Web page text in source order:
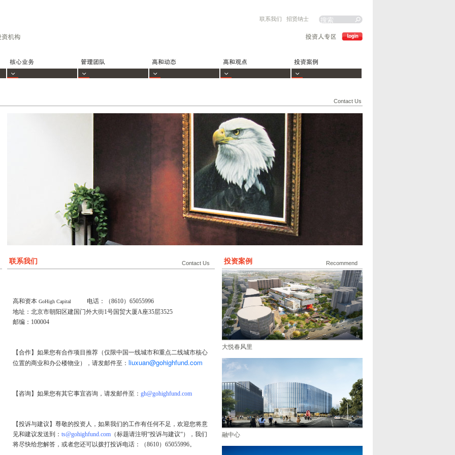
联系我们 招贤纳士
Contact Us
联系我们 Contact Us
高和资本 GoHigh Capital 电话：（8610） 65055996
地址：北京市朝阳区建国门外大街1号国贸大厦A座35层3525
邮编： 100004
【合作】 如果您有合作项目推荐（仅限中国一线城市和重点二线城市核心
位置的商业和办公楼物业），请发邮件至： liuxuan@gohighfund.com
【咨询】 如果您有其它事宜咨询，请发邮件至： gh@gohighfund.com
【投诉与建议】尊敬的投资人，如果我们的工作有任何不足，欢迎您将意
见和建议发送到： ts@gohighfund.com （标题请注明“投诉与建议“），我们
将尽快给您解答，或者您还可以拨打投诉电话：（8610）65055996。
投资案例 Recommend
大悦春风里
融中心